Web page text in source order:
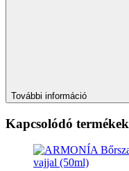
További információ
Kapcsolódó termékek